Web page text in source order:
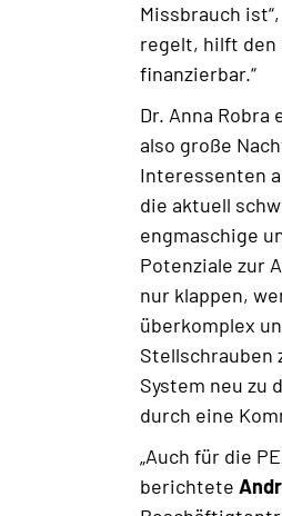
Missbrauch
regelt, hilft den
finanzierbar.“
Dr. Anna
also große
Interessenten
die aktuell
engmaschige
Potenziale zur
nur klappen,
überkomplex
Stellschrauben
System neu zu
durch eine
„Auch für die
berichtete